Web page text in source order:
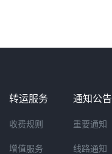
转运服务
收费规则
增值服务
通知公告
重要通知
线路通知